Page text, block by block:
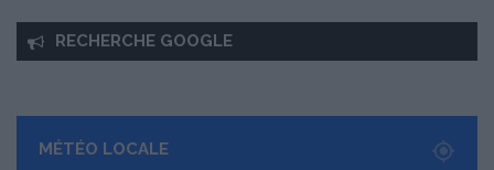
RECHERCHE GOOGLE
MÉTÉO LOCALE